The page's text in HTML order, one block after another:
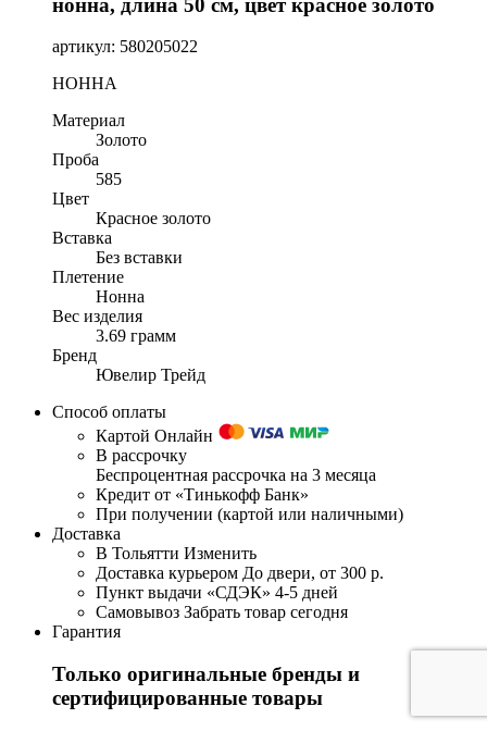
артикул: 580205022
НОННА
Материал
Золото
Проба
585
Цвет
Красное золото
Вставка
Без вставки
Плетение
Нонна
Вес изделия
3.69 грамм
Бренд
Ювелир Трейд
Способ оплаты
Картой Онлайн
В рассрочку
Беспроцентная рассрочка на 3 месяца
Кредит от «Тинькофф Банк»
При получении (картой или наличными)
Доставка
В Тольятти Изменить
Доставка курьером До двери, от 300 р.
Пункт выдачи «СДЭК» 4-5 дней
Самовывоз Забрать товар сегодня
Гарантия
Только оригинальные бренды и
сертифицированные товары